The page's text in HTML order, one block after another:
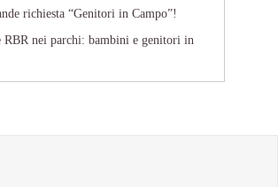
richiesta “Genitori in Campo”!
RBR nei parchi: bambini e genitori in